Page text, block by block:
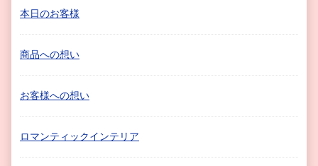
本日のお客様
商品への想い
お客様への想い
ロマンティックインテリア